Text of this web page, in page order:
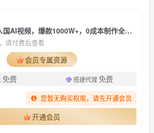
微缩景观迷你小人国AI视频，爆款1000W+，0成本制作全流程教学!
请付费后查看
会员专属资源
免费 搭建代理 免费
您暂无购买权限，请先开通会员
开通会员